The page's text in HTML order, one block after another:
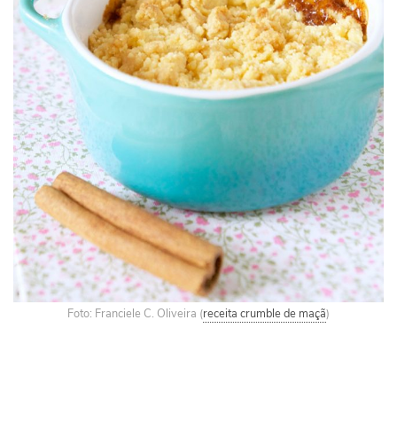
Foto: Franciele C. Oliveira (receita crumble de maçã)